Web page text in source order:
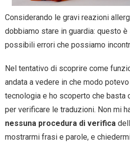
Considerando le gravi reazioni
dobbiamo stare in guardia: questo
possibili errori che possiamo
Nel tentativo di scoprire come
andata a vedere in che modo
tecnologia e ho scoperto che basta
per verificare le traduzioni. Non mi
nessuna procedura di verifica
mostrarmi frasi e parole, e